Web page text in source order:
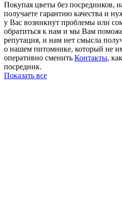
Покупая цветы без посредников,
получаете гарантию качества и
у Вас возникнут проблемы или
обратиться к нам и мы Вам
репутация, и нам нет смысла
о нашем питомнике, который не
оперативно сменить Контакты,
посредник.
Показать все